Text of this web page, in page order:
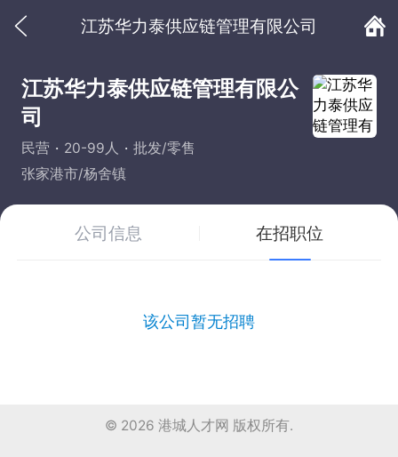
江苏华力泰供应链管理有限公司
江苏华力泰供应链管理有限公
司
民营 20-99人
批发/零售
张家港市/杨舍镇
公司信息 在招职位
该公司暂无招聘
© 2026 港城人才网 版权所有.